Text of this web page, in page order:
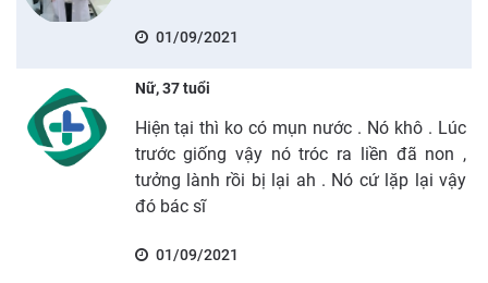
01/09/2021
Nữ, 37 tuổi
Hiện tại thì ko có mụn nước . Nó khô . Lúc
trước giống vậy nó tróc ra liền đã non ,
tưởng lành rồi bị lại ah . Nó cứ lặp lại vậy
đó bác sĩ
01/09/2021